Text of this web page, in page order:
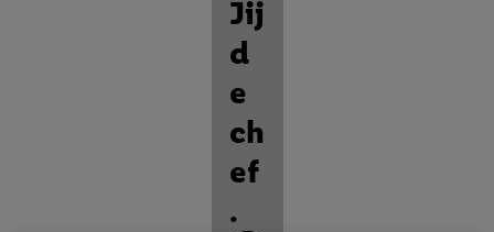
Jij
d
e
ch
ef
.